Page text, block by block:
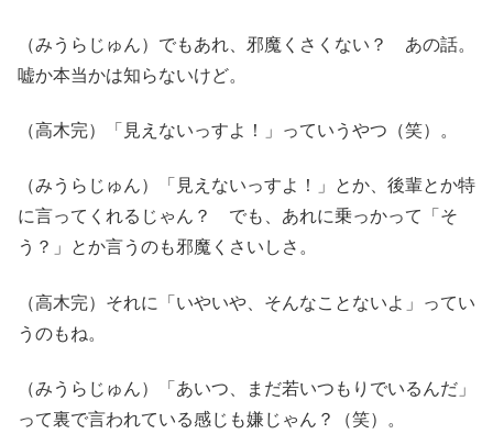
（みうらじゅん）でもあれ、邪魔くさくない？ あの話。
嘘か本当かは知らないけど。
（高木完）「見えないっすよ！」っていうやつ（笑）。
（みうらじゅん）「見えないっすよ！」とか、後輩とか特
に言ってくれるじゃん？ でも、あれに乗っかって「そ
う？」とか言うのも邪魔くさいしさ。
（高木完）それに「いやいや、そんなことないよ」ってい
うのもね。
（みうらじゅん）「あいつ、まだ若いつもりでいるんだ」
って裏で言われている感じも嫌じゃん？（笑）。